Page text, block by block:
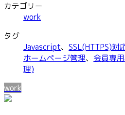
カテゴリー
work
タグ
Javascript、 SSL(HTTPS)対
ホームページ管理、 会員専
理)
work